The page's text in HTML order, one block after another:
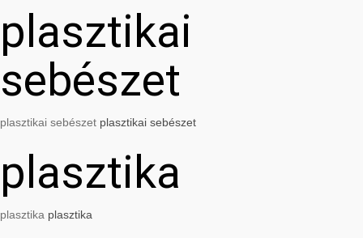
plasztikai
sebészet
plasztikai sebészet plasztikai sebészet
plasztika
plasztika plasztika